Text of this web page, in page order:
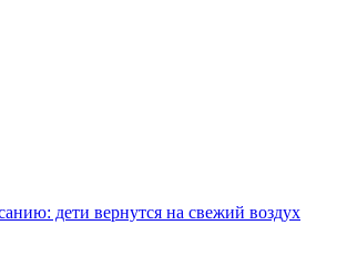
дети вернутся на свежий воздух